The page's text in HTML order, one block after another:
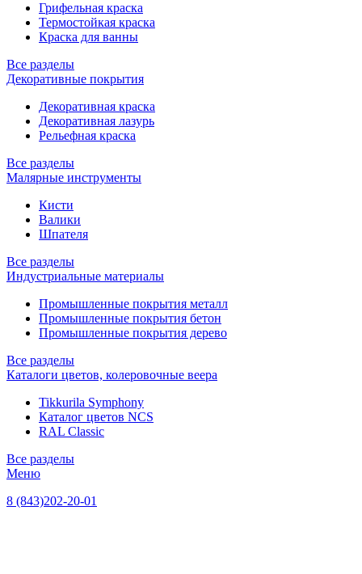
Грифельная краска
Термостойкая краска
Краска для ванны
Все разделы
Декоративные покрытия
Декоративная краска
Декоративная лазурь
Рельефная краска
Все разделы
Малярные инструменты
Кисти
Валики
Шпателя
Все разделы
Индустриальные материалы
Промышленные покрытия металл
Промышленные покрытия бетон
Промышленные покрытия дерево
Все разделы
Каталоги цветов, колеровочные веера
Tikkurila Symphony
Каталог цветов NCS
RAL Classic
Все разделы
Меню
8 (843)202-20-01